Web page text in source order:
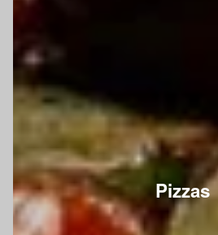
Pizzas